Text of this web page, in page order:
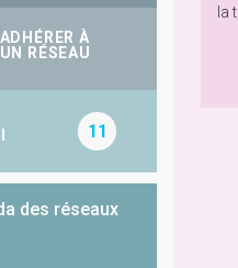
la
ADHÉRER À
UN RÉSEAU
11
des réseaux